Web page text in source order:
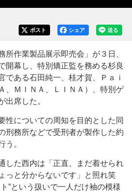
送る
シェア
ポスト
作業製品展示即売会」が３日、
開幕し、特別矯正監を務める杉良
である石田純一、桂才賀、Ｐａｉ
、ＭＩＮＡ、ＬＩＮＡ）、特別ゲ
出席した。
についての周知を目的とした同
刑務所などで受刑者が製作した約
う。
した西内は「正直、まだ着せられ
っと分からないです」と照れ笑
”という扱いで一人だけ袖の模様